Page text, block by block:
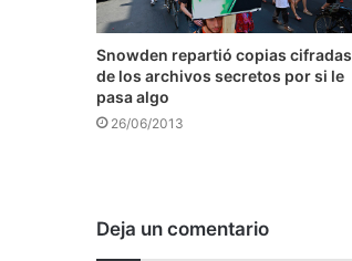
Snowden repartió copias cifradas
de los archivos secretos por si le
pasa algo
26/06/2013
Deja un comentario